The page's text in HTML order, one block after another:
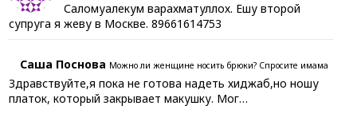
Саломуалекум варахматуллох. Ешу второй
супруга я жеву в Москве. 89661614753
Саша Поснова Можно ли женщине носить брюки? Спросите имама
Здравствуйте,я пока не готова надеть хиджаб,но ношу
платок, который закрывает макушку. Мог…